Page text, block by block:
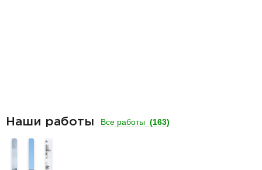
Наши работы Все работы (163)